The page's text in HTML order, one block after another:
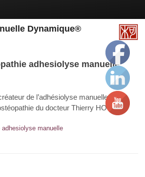
Dynamique®
adhesiolyse manuelle
de l’adhésiolyse manuelle
du docteur Thierry HO-PUN-
manuelle